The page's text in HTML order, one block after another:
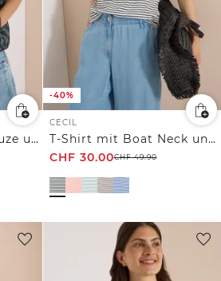
Steppweste mit Kapuze und Taschen
-40%
CECIL
T-Shirt mit Boat Neck und Streifen
CHF 30.00CHF49.90